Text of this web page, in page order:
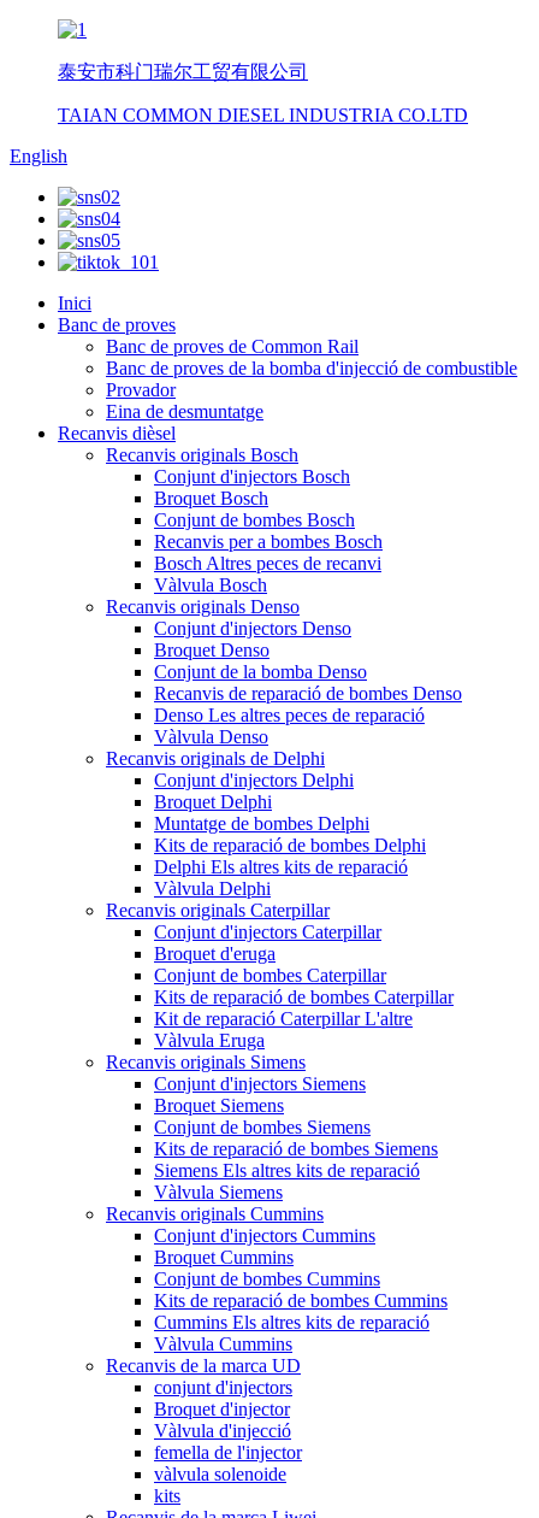
泰安市科门瑞尔工贸有限公司
TAIAN COMMON DIESEL INDUSTRIA CO.LTD
English
Inici
Banc de proves
Banc de proves de Common Rail
Banc de proves de la bomba d'injecció de combustible
Provador
Eina de desmuntatge
Recanvis dièsel
Recanvis originals Bosch
Conjunt d'injectors Bosch
Broquet Bosch
Conjunt de bombes Bosch
Recanvis per a bombes Bosch
Bosch Altres peces de recanvi
Vàlvula Bosch
Recanvis originals Denso
Conjunt d'injectors Denso
Broquet Denso
Conjunt de la bomba Denso
Recanvis de reparació de bombes Denso
Denso Les altres peces de reparació
Vàlvula Denso
Recanvis originals de Delphi
Conjunt d'injectors Delphi
Broquet Delphi
Muntatge de bombes Delphi
Kits de reparació de bombes Delphi
Delphi Els altres kits de reparació
Vàlvula Delphi
Recanvis originals Caterpillar
Conjunt d'injectors Caterpillar
Broquet d'eruga
Conjunt de bombes Caterpillar
Kits de reparació de bombes Caterpillar
Kit de reparació Caterpillar L'altre
Vàlvula Eruga
Recanvis originals Simens
Conjunt d'injectors Siemens
Broquet Siemens
Conjunt de bombes Siemens
Kits de reparació de bombes Siemens
Siemens Els altres kits de reparació
Vàlvula Siemens
Recanvis originals Cummins
Conjunt d'injectors Cummins
Broquet Cummins
Conjunt de bombes Cummins
Kits de reparació de bombes Cummins
Cummins Els altres kits de reparació
Vàlvula Cummins
Recanvis de la marca UD
conjunt d'injectors
Broquet d'injector
Vàlvula d'injecció
femella de l'injector
vàlvula solenoide
kits